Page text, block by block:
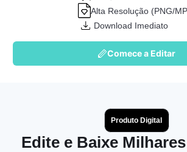
Alta Resolução (PNG/
Download Imediato
Comece a Editar
Produto Digital
Edite e Baixe